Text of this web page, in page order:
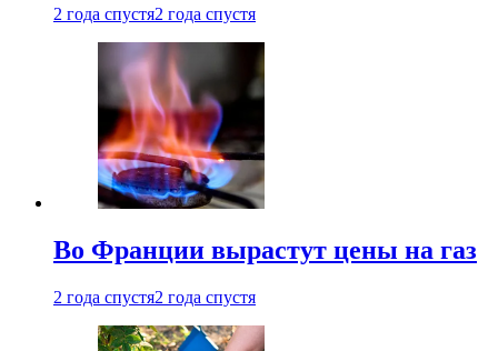
2 года спустя2 года спустя
Во Франции вырастут цены на газ
2 года спустя2 года спустя